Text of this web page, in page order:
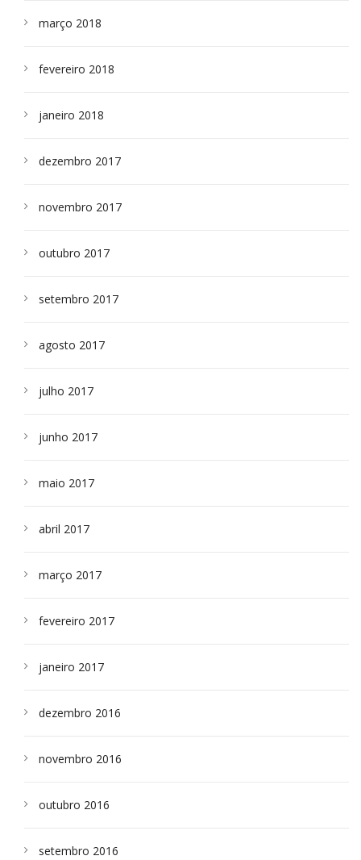
março 2018
fevereiro 2018
janeiro 2018
dezembro 2017
novembro 2017
outubro 2017
setembro 2017
agosto 2017
julho 2017
junho 2017
maio 2017
abril 2017
março 2017
fevereiro 2017
janeiro 2017
dezembro 2016
novembro 2016
outubro 2016
setembro 2016